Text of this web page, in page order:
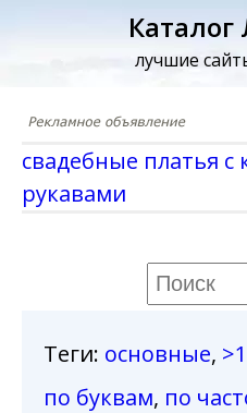
лучшие
свадебные платья с
рукавами
Теги: основные,
по буквам, по